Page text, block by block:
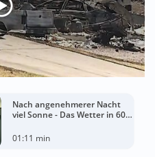
Nach angenehmerer Nacht
viel Sonne - Das Wetter in 60
01:11 min